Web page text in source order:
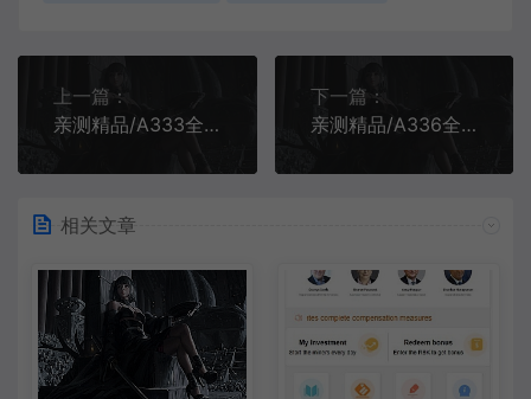
上一篇：
亲测精品/A333全新升级生物科技投资平台源码 | 含返利+基金理财系统
下一篇：
亲测精品/A336全新UI多语言电子竞技游戏平台｜支持8国语言｜含46种热门玩法｜完整风控系统
相关文章